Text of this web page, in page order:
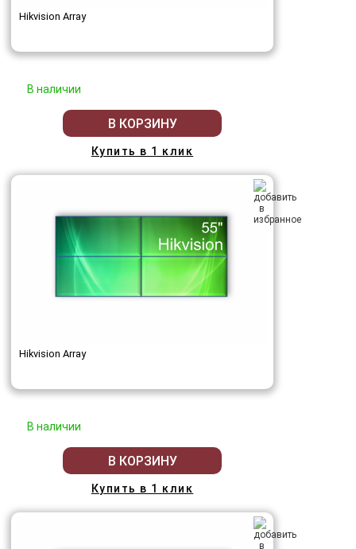
Hikvision Array
В наличии
В КОРЗИНУ
Купить в 1 клик
Hikvision Array
В наличии
В КОРЗИНУ
Купить в 1 клик